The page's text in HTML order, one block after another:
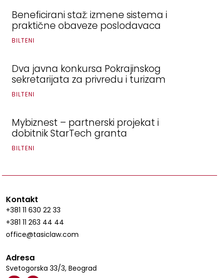
Beneficirani staž: izmene sistema i
praktične obaveze poslodavaca
BILTENI
Dva javna konkursa Pokrajinskog
sekretarijata za privredu i turizam
BILTENI
Mybiznest – partnerski projekat i
dobitnik StarTech granta
BILTENI
Kontakt
+381 11 630 22 33
+381 11 263 44 44
office@tasiclaw.com
Adresa
Svetogorska 33/3, Beograd